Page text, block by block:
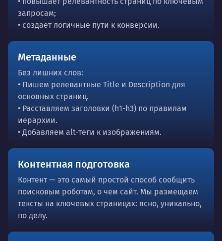
запросам;
• создает логичные пути к конверсии.
Метаданные
Без лишних слов:
• Пишем релевантные Title и Description для
основных страниц.
• Расставляем заголовки (h1-h3) по правилам
иерархии.
• Добавляем alt-теги к изображениям.
Контентная подготовка
Контент — это самый простой способ сообщить
поисковым роботам, о чем сайт. Мы размещаем
тексты на ключевых страницах: ясно, уникально,
по делу.